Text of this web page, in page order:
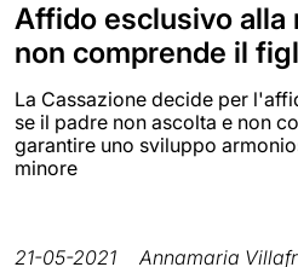
Affido esclusivo alla
non comprende il
La Cassazione decide per
se il padre non ascolta e non
garantire uno sviluppo
minore
21-05-2021 Annamaria